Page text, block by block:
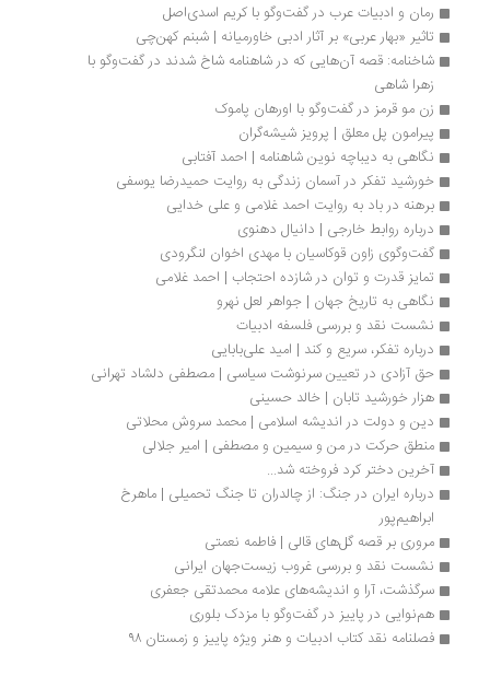
رمان و ادبیات عرب در گفت‌وگو با کریم اسدی‌اصل
تاثیر «بهار عربی» بر آثار ادبی خاورمیانه | شبنم کهن‌چی
شاخنامه: قصه آن‌هایی که در شاهنامه شاخ شدند در گفت‌وگو با
زهرا شاهی
زن مو قرمز در گفت‌وگو با اورهان پاموک
پیرامون پل معلق | پرویز شیشه‌گران
نگاهی به دیباچه نوین شاهنامه | احمد آفتابی
خورشید تفکر در آسمان زندگی به روایت حمیدرضا یوسفی
برهنه در باد به‌ روایت احمد غلامی و علی خدایی
درباره روابط خارجی | دانیال دهنوی
گفت‌وگوی زاون قوکاسیان با مهدی اخوان لنگرودی
تمایز قدرت و توان در شازده احتجاب | احمد غلامی
نگاهی به تاریخ جهان | جواهر لعل نهرو
نشست نقد و بررسی فلسفه ادبیات
درباره تفکر، سریع و کند | امید علی‌بابایی
حق آزادى در تعيين سرنوشت سياسى | مصطفی دلشاد تهرانی
هزار خورشید تابان | خالد حسینی
دین و دولت در اندیشه اسلامی | محمد سروش محلاتی
منطق حرکت در من و سیمین و مصطفی | امیر جلالی
آخرین دختر کرد فروخته شد...
درباره ایران در جنگ: از چالدران تا جنگ تحمیلی | ماهرخ
ابراهیم‌پور
مروری بر قصه گل‌های قالی | فاطمه نعمتی
نشست نقد و بررسی غروب زیست‌جهان ایرانی
سرگذشت، آرا و اندیشه‌های علامه محمدتقی جعفری
هم‌نوایی در پاییز در گفت‌وگو با مزدک بلوری
فصلنامه نقد کتاب ادبیات و هنر ویژه پاییز و زمستان ۹۸